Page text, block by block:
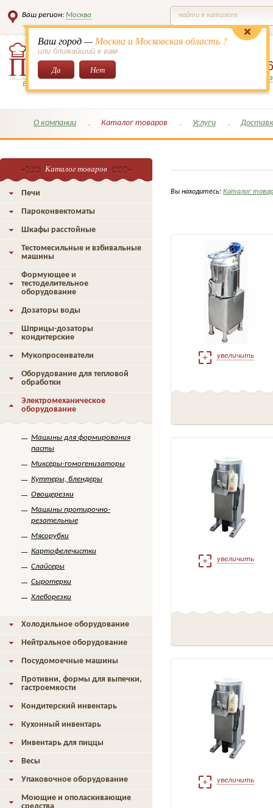
Ваш регион: Москва
Ваш город —Москва и Московская область ?
или ближайший к вам
Да Нет
найти в каталоге
Всё для кондитеров и поваров!
649-
Заказать обратный
О компании Каталог товаров Услуги
Вы находитесь: Каталог
увеличить
увеличить
увеличить
Каталог товаров
Печи
Пароконвектоматы
Шкафы расстойные
Тестомесильные и взбивальные
машины
Формующее и
тестоделительное
оборудование
Дозаторы воды
Шприцы-дозаторы
кондитерские
Мукопросеиватели
Оборудование для тепловой
обработки
Электромеханическое
оборудование
Машины для формирования
пасты
Миксеры-гомогенизаторы
Куттеры, блендеры
Овощерезки
Машины протирочно-
резательные
Мясорубки
Картофелечистки
Слайсеры
Сыротерки
Хлеборезки
Холодильное оборудование
Нейтральное оборудование
Посудомоечные машины
Противни, формы для выпечки,
гастроемкости
Кондитерский инвентарь
Кухонный инвентарь
Инвентарь для пиццы
Весы
Упаковочное оборудование
Моющие и ополаскивающие